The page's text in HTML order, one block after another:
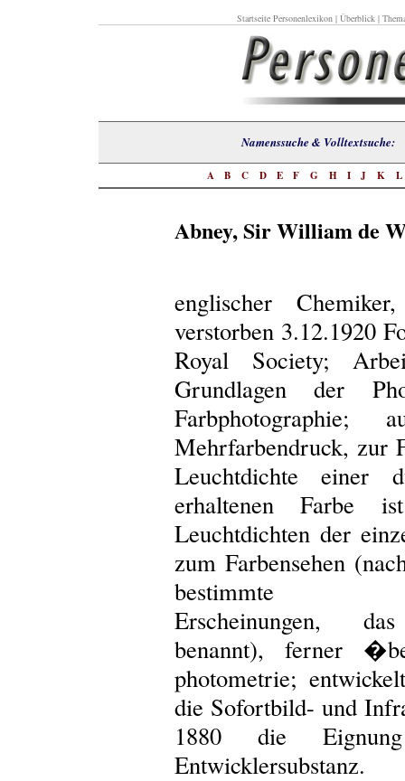
Startseite Personenlexikon| Überblick|
Namenssuche &
A B C D E F G H I J K L
Abney, Sir William de
englischer
verstorben 3.12.1920
Royal Society;
Grundlagen der
Mehrfarbendruck, zur
Leuchtdichte einer
erhaltenen Farbe
Leuchtdichten der
zum Farbensehen
bestimmte
Erscheinungen,
benannt), ferner
photometrie;
die Sofortbild- und
1880 die
Entwicklersubstanz.